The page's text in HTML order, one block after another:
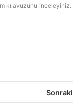
kılavuzunu inceleyiniz.
Sonraki